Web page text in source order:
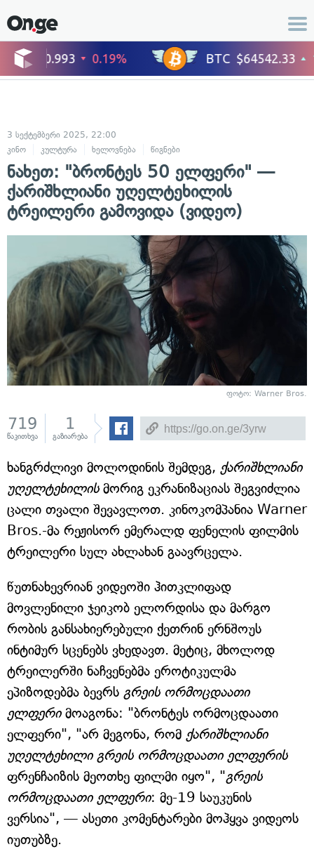
3 სექტემბერი 2025, 22:00
კინო
კულტურა ხელოვნება წიგნები
ნახეთ: "ბრონტეს 50 ელფერი" —
ქარიშხლიანი უღელტეხილის
ტრეილერი გამოვიდა (ვიდეო)
ფოტო: Warner Bros.
719
წაკითხვა
1
გაზიარება
ხანგრძლივი მოლოდინის შემდეგ, ქარიშხლიანი
უღელტეხილისმორიგ ეკრანიზაციას შეგვიძლია
ცალი თვალი შევავლოთ. კინოკომპანია Warner
Bros.-მა რეჟისორ ემერალდ ფენელის ფილმის
ტრეილერი სულ ახლახან გაავრცელა.
წუთნახევრიან ვიდეოში ჰითკლიფად
მოვლენილი ჯეიკობ ელორდისა და მარგო
რობის განსახიერებული ქეთრინ ერნშოუს
ინტიმურ სცენებს ვხედავთ. მეტიც, მხოლოდ
ტრეილერში ნაჩვენებმა ეროტიკულმა
ეპიზოდებმა ბევრს გრეის ორმოცდაათი
ელფერიმოაგონა: "ბრონტეს ორმოცდაათი
ელფერი", "არ მეგონა, რომ ქარიშხლიანი
უღელტეხილი გრეის ორმოცდაათი ელფერის
ფრენჩაიზის მეოთხე ფილმი იყო", "გრეის
ორმოცდაათი ელფერი: მე-19 საუკუნის
ვერსია", — ასეთი კომენტარები მოჰყვა ვიდეოს
იუთუბზე.